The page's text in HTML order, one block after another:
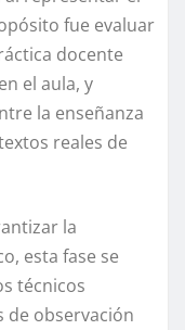
fue evaluar
docente
el aula, y
la enseñanza
reales de
la
esta fase se
técnicos
de observación